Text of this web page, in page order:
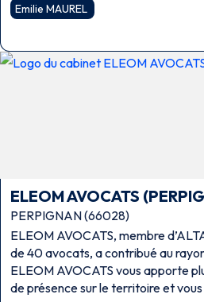
affaires, droit immobilier et droit de
de ces matières, nous intervenons
juridique par la rédaction d’actes
matière judiciaire par la
Emilie MAUREL
ELEOM AVOCATS
PERPIGNAN (66028)
ELEOM AVOCATS, membre
de 40 avocats, a contribué au
ELEOM AVOCATS vous apporte
de présence sur le territoire et